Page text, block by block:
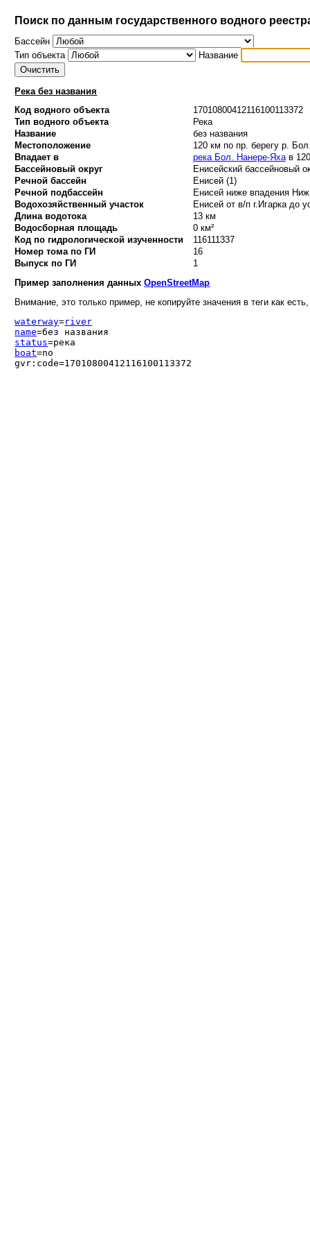
Поиск по данным государственного водного
Бассейн
Тип объекта
Название
Река без названия
Код водного объекта
17010800412116100113372
Тип водного объекта
Река
Название
без названия
Местоположение
120 км по пр. берегу р.
Впадает в
река Бол. Нанере-Яхав
Бассейновый округ
Енисейский бассейновый
Речной бассейн
Енисей (1)
Речной подбассейн
Енисей ниже впадения
Водохозяйственный участок
Енисей от в/п г.Игарка до
Длина водотока
13 км
Водосборная площадь
0 км²
Код по гидрологической изученности
116111337
Номер тома по ГИ
16
Выпуск по ГИ
1
Пример заполнения данныхOpenStreetMap
Внимание, это только пример, не копируйте значения в теги как
waterway=river
name=без названия
status=река
boat=no
gvr:code=17010800412116100113372